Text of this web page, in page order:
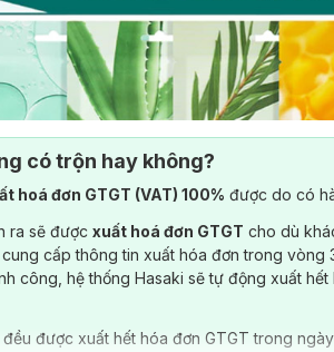
có trộn hay không?
hoá đơn GTGT (VAT) 100% được do có
ra sẽ được xuất hoá đơn GTGT cho dù
cấp thông tin xuất hóa đơn trong
công, hệ thống Hasaki sẽ tự động xuất
được xuất hết hóa đơn GTGT trong